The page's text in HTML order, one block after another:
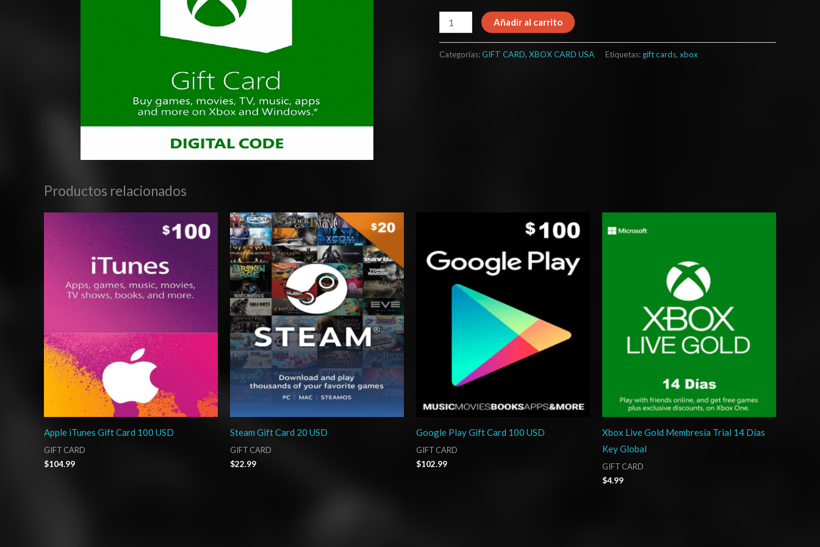
Añadir al carrito
Categorías:GIFT CARD, XBOX CARD USA Etiquetas: gift cards, xbox
Productos relacionados
Apple iTunes Gift Card 100 USD
GIFT CARD
$104.99
Steam Gift Card 20 USD
GIFT CARD
$22.99
Google Play Gift Card 100 USD
GIFT CARD
$102.99
Xbox Live Gold Membresía Trial 14 Días
Key Global
GIFT CARD
$4.99